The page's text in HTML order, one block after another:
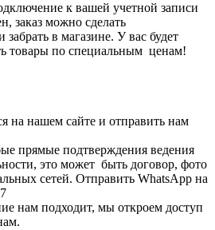
к вашей учетной записи
заказ можно сделать
в магазине. У вас будет
товары по специальным ценам!
на нашем сайте и отправить нам
прямые подтверждения ведения
это может быть договор, фото
сетей. Отправить WhatsApp на
нам подходит, мы откроем доступ